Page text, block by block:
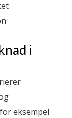
i
eksempel